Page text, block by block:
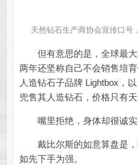
天然钻石生产商协会宣传口号
但有意思的是，全球最大
两年还坚称自己不会销售培
人造钻石子品牌 Lightbox，
兜售其人造钻石，价格只有天
嘴里拒绝，身体却很诚实
戴比尔斯的如意算盘是，
如先下手为强。